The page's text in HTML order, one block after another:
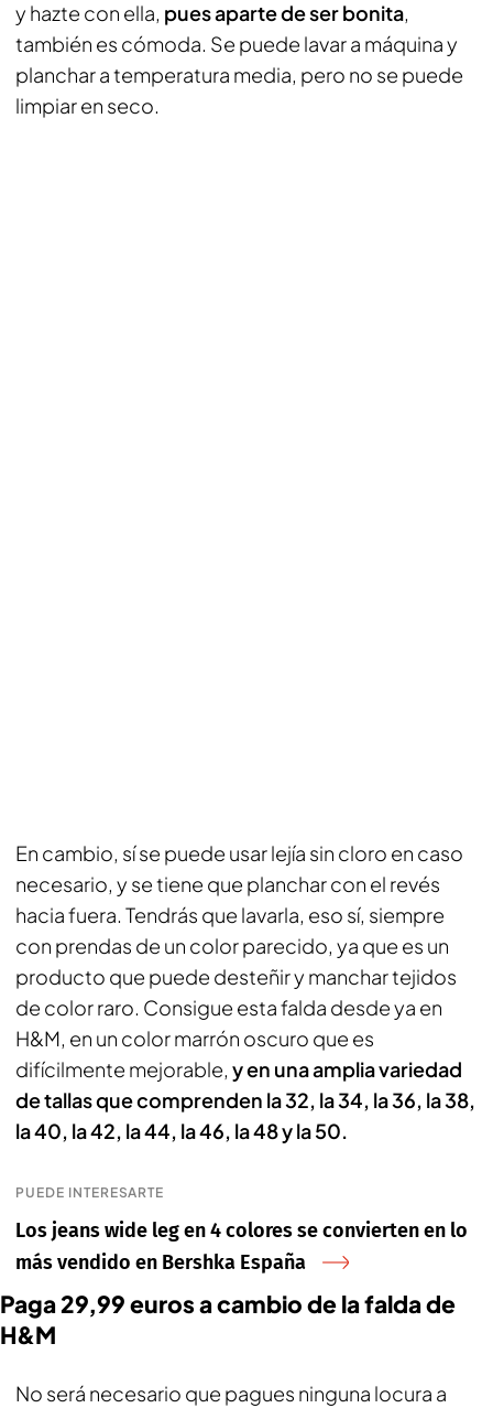
y hazte con ella, pues aparte de ser bonita,
también es cómoda. Se puede lavar a máquina y
planchar a temperatura media, pero no se puede
limpiar en seco.
En cambio, sí se puede usar lejía sin cloro en caso
necesario, y se tiene que planchar con el revés
hacia fuera. Tendrás que lavarla, eso sí, siempre
con prendas de un color parecido, ya que es un
producto que puede desteñir y manchar tejidos
de color raro. Consigue esta falda desde ya en
H&M, en un color marrón oscuro que es
difícilmente mejorable, y en una amplia variedad
de tallas que comprenden la 32, la 34, la 36, la 38,
la 40, la 42, la 44, la 46, la 48 y la 50.
PUEDE INTERESARTE
Los jeans wide leg en 4 colores se convierten en lo
más vendido en Bershka España
Paga 29,99 euros a cambio de la falda de
H&M
No será necesario que pagues ninguna locura a